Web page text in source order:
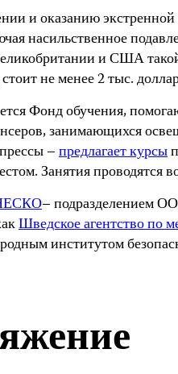
и оказанию
насильственное
и США
не менее 2 тыс.
Фонд обучения,
занимающихся
–предлагает курсы
Занятия проводятся
– подразделением
Шведское агентство по
институтом